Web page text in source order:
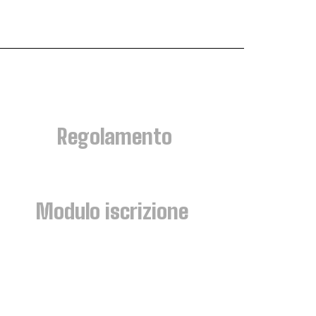
Regolamento
Modulo iscrizione